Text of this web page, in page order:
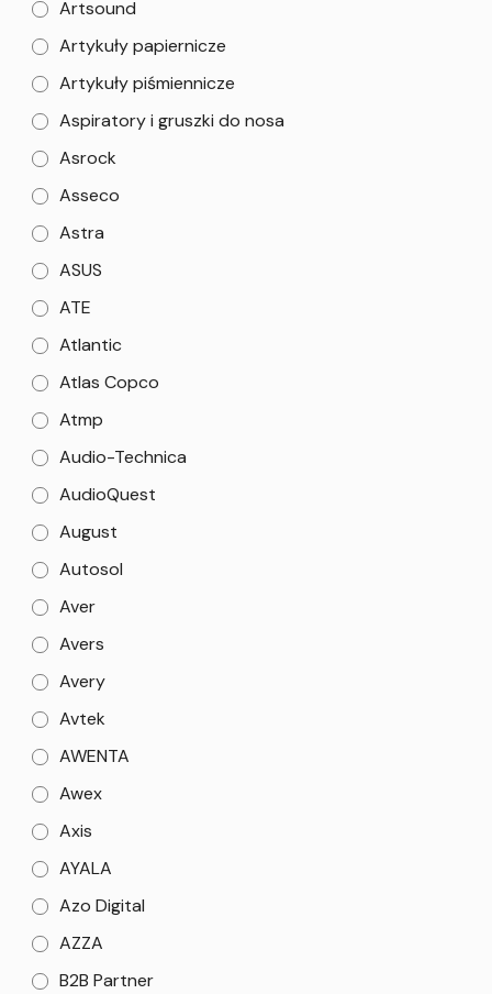
Artsound
Artykuły papiernicze
Artykuły piśmiennicze
Aspiratory i gruszki do nosa
Asrock
Asseco
Astra
ASUS
ATE
Atlantic
Atlas Copco
Atmp
Audio-Technica
AudioQuest
August
Autosol
Aver
Avers
Avery
Avtek
AWENTA
Awex
Axis
AYALA
Azo Digital
AZZA
B2B Partner